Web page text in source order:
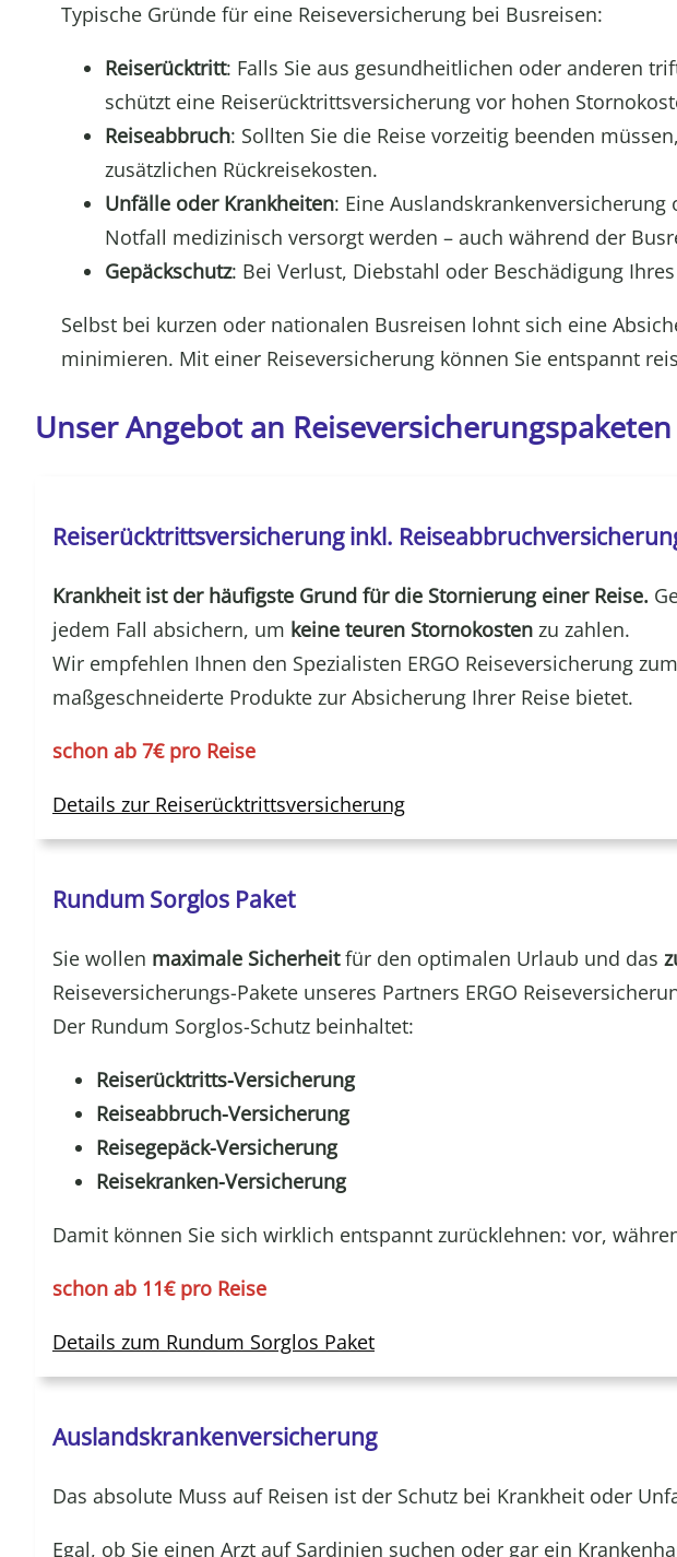
Typische Gründe für eine Reiseversicherung bei Busreisen:
Reiserücktritt: Falls Sie aus gesundheitlichen oder anderen
schützt eine Reiserücktrittsversicherung vor hohen
Reiseabbruch: Sollten Sie die Reise vorzeitig beenden
zusätzlichen Rückreisekosten.
Unfälle oder Krankheiten: Eine
Notfall medizinisch versorgt werden – auch während der
Gepäckschutz: Bei Verlust, Diebstahl oder Beschädigung
Selbst bei kurzen oder nationalen Busreisen lohnt sich eine
minimieren. Mit einer Reiseversicherung können Sie entspannt
Unser Angebot an
Reiserücktrittsversicherung inkl.
Krankheit ist der häufigste Grund für die Stornierung einer Reise.
jedem Fall absichern, um keine teuren Stornokosten zu zahlen.
Wir empfehlen Ihnen den Spezialisten ERGO Reiseversicherung
maßgeschneiderte Produkte zur Absicherung Ihrer Reise bietet.
schon ab 7€ pro Reise
Details zur Reiserücktrittsversicherung
Rundum Sorglos Paket
Sie wollen maximale Sicherheitfür den optimalen Urlaub und das
Reiseversicherungs-Pakete unseres Partners ERGO
Der Rundum Sorglos-Schutz beinhaltet:
Reiserücktritts-Versicherung
Reiseabbruch-Versicherung
Reisegepäck-Versicherung
Reisekranken-Versicherung
Damit können Sie sich wirklich entspannt zurücklehnen: vor,
schon ab 11€ pro Reise
Details zum Rundum Sorglos Paket
Auslandskrankenversicherung
Das absolute Muss auf Reisen ist der Schutz bei Krankheit oder
Egal, ob Sie einen Arzt auf Sardinien suchen oder gar ein